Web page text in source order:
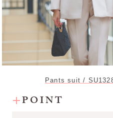
Pants suit /
POINT